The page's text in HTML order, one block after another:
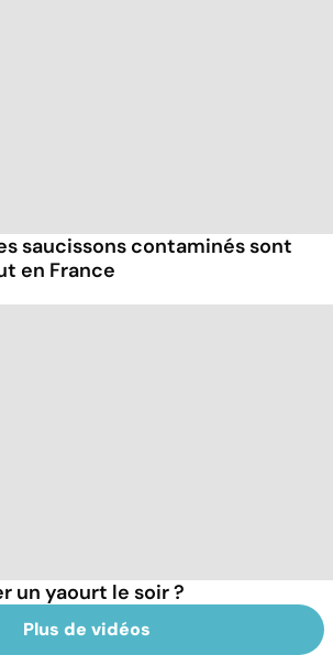
saucissons contaminés sont
en France
un yaourt le soir ?
Plus de vidéos